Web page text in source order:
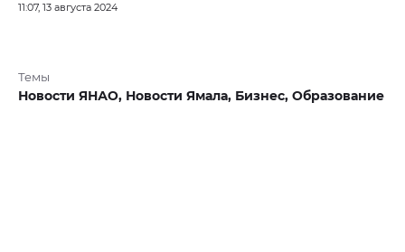
11:07, 13 августа 2024
Темы
Новости ЯНАО, Новости Ямала, Бизнес, Образование